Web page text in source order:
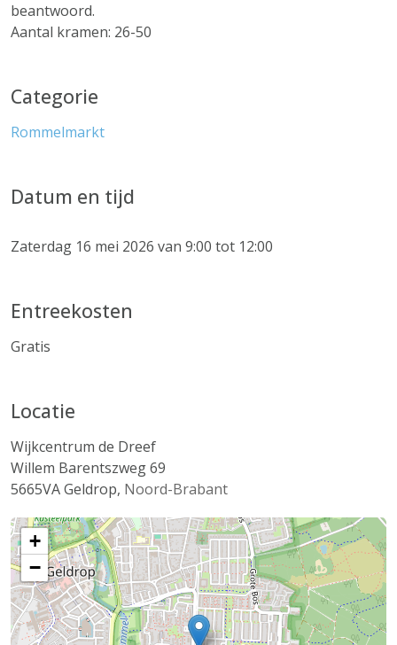
beantwoord.
Aantal kramen: 26-50
Categorie
Rommelmarkt
Datum en tijd
Zaterdag 16 mei 2026 van 9:00 tot 12:00
Entreekosten
Gratis
Locatie
Wijkcentrum de Dreef
Willem Barentszweg 69
5665VAGeldrop, Noord-Brabant
+
−